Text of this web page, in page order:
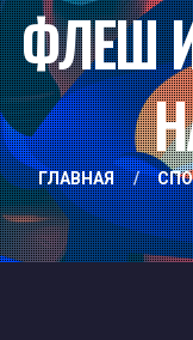
ФЛЕШ
ГЛАВНАЯ /